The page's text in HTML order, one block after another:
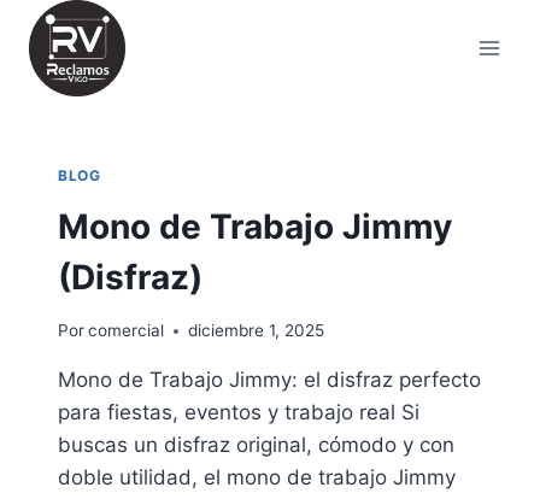
Saltar
contenido
BLOG
Mono de Trabajo Jimmy
(Disfraz)
Porcomercial diciembre 1, 2025
Mono de Trabajo Jimmy: el disfraz perfecto
para fiestas, eventos y trabajo real Si
buscas un disfraz original, cómodo y con
doble utilidad, el mono de trabajo Jimmy